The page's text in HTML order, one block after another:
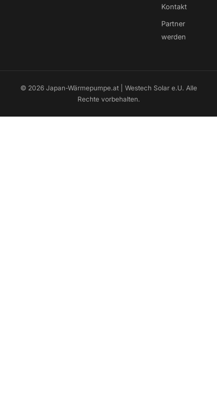
Kontakt
Partner
werden
© 2026 Japan-Wärmepumpe.at | Westech Solar e.U. Alle
Rechte vorbehalten.